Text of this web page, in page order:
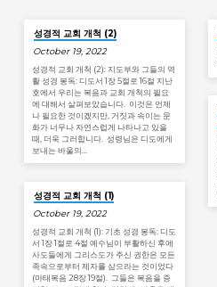
성경적 교회 개척 (2)
October 19, 2022
성경적 교회 개척 (2): 지도부와 그들의 역
활 성경 봉독: 디도서 1장 5절로 16절 지난
호에서 우리는 복음과 교회 개척의 필요
에 대해서 살펴보았습니다. 이것은 언제
나 필요한 것이겠지만, 거짓과 속이는 문
화가 너무나 자연스럽게 나타나고 있을
때, 더욱 그러합니다. 성령님은 디도에게
보내는 바울의…
성경적 교회 개척 (1)
October 19, 2022
성경적 교회 개척 (1): 기초 성경 봉독: 디도
서 1장 1절로 4절 예수님이 부활하신 후에
사도들에게 그리스도가 주신 권한은 모든
족속으로부터 제자를 삼으라는 것이었다
(마태복음 28장 19절). 그들은 복음을 증